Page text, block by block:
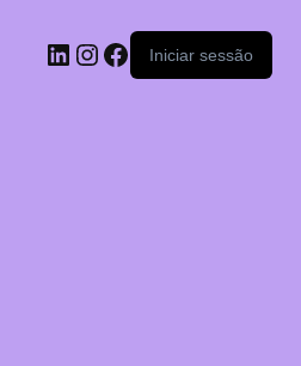
Iniciar sessão